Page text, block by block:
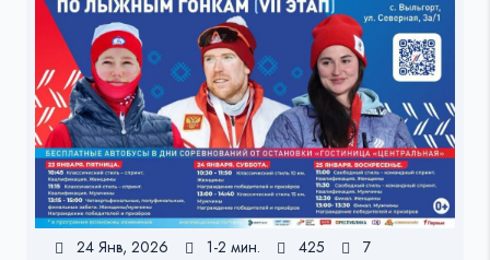
24 Янв, 2026 1-2 мин. 425 7